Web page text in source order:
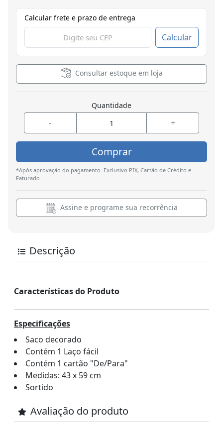
Calcular frete e prazo de entrega
Calcular
Consultar estoque em loja
Quantidade
- +
Comprar
*Após aprovação do pagamento. Exclusivo PIX, Cartão de Crédito e
Faturado
Assine e programe sua recorrência
Descrição
Características do Produto
Especificações
Saco decorado
Contém 1 Laço fácil
Contém 1 cartão "De/Para"
Medidas: 43 x 59 cm
Sortido
Avaliação do produto